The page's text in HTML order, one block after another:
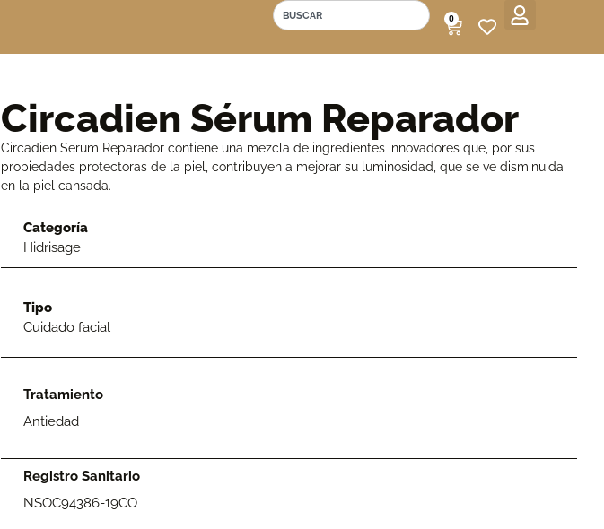
0
Circadien Sérum Reparador
Circadien Serum Reparador contiene una mezcla de ingredientes innovadores que, por sus
propiedades protectoras de la piel, contribuyen a mejorar su luminosidad, que se ve disminuida
en la piel cansada.
Categoría
Hidrisage
Tipo
Cuidado facial
Tratamiento
Antiedad
Registro Sanitario
NSOC94386-19CO